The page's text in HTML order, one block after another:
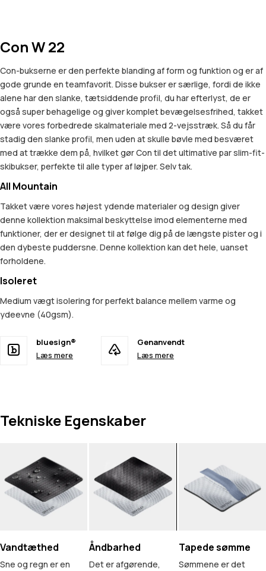
Con W 22
Con-bukserne er den perfekte blanding af form og funktion og er af
gode grunde en teamfavorit. Disse bukser er særlige, fordi de ikke
alene har den slanke, tætsiddende profil, du har efterlyst, de er
også super behagelige og giver komplet bevægelsesfrihed, takket
være vores forbedrede skalmateriale med 2-vejsstræk. Så du får
stadig den slanke profil, men uden at skulle bøvle med besværet
med at trække dem på, hvilket gør Con til det ultimative par slim-fit-
skibukser, perfekte til alle typer af løjper. Selv tak.
All Mountain
Takket være vores højest ydende materialer og design giver
denne kollektion maksimal beskyttelse imod elementerne med
funktioner, der er designet til at følge dig på de længste pister og i
den dybeste puddersne. Denne kollektion kan det hele, uanset
forholdene.
Isoleret
Medium vægt isolering for perfekt balance mellem varme og
ydeevne (40gsm).
bluesign®
Læs mere
Genanvendt
Læs mere
Tekniske Egenskaber
Vandtæthed
Sne og regn er en
Åndbarhed
Det er afgørende,
Tapede sømme
Sømmene er det